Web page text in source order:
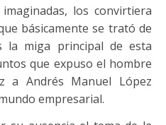
los convirtiera
básicamente se trató de
la miga principal de esta
que expuso el hombre
a Andrés Manuel López
empresarial.